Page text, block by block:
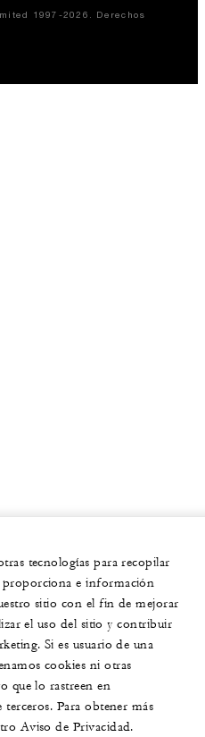
1997-2026. Derechos
tecnologías para recopilar
e información
sitio con el fin de mejorar
el uso del sitio y contribuir
Si es usuario de una
cookies ni otras
que lo rastreen en
Para obtener más
Aviso de Privacidad.